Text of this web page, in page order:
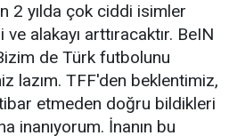
2 yılda çok ciddi isimler
alakayı arttıracaktır. BeIN
de Türk futbolunu
lazım. TFF'den beklentimiz,
etmeden doğru bildikleri
inanıyorum. İnanın bu